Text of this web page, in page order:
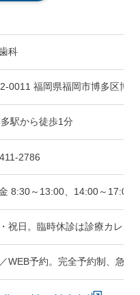
科
0011 福岡県福岡市博多区博
駅から徒歩1分
2786
8:30～13:00、14:00～17:00
祝日。臨時休診は診療カレン
WEB予約。完全予約制、急患